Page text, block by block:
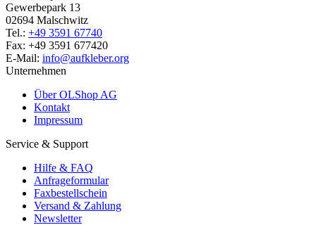
Gewerbepark 13
02694 Malschwitz
Tel.: +49 3591 67740
Fax: +49 3591 677420
E-Mail: info@aufkleber.org
Unternehmen
Über OLShop AG
Kontakt
Impressum
Service & Support
Hilfe & FAQ
Anfrageformular
Faxbestellschein
Versand & Zahlung
Newsletter